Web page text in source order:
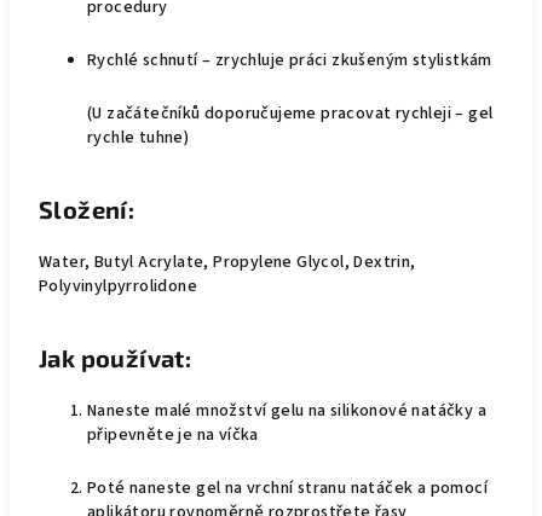
procedury
Rychlé schnutí– zrychluje práci zkušeným stylistkám
(U začátečníků doporučujeme pracovat rychleji – gel
rychle tuhne)
Složení:
Water, Butyl Acrylate, Propylene Glycol, Dextrin,
Polyvinylpyrrolidone
Jak používat:
Naneste malé množství gelu na silikonové natáčky a
připevněte je na víčka
Poté naneste gel navrchní stranu natáček a pomocí